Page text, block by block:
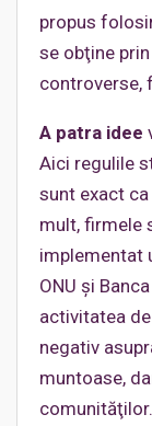
propus
se obţine
controverse,
A patra idee
Aici regulile
sunt exact
mult, firmele
implementat
ONU şi
activitatea
negativ
muntoase,